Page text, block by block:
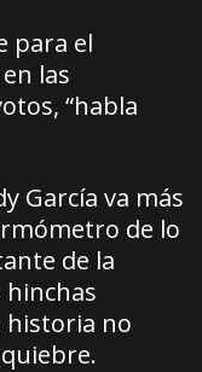
para el
las
“habla
García va más
de lo
de la
hinchas
historia no